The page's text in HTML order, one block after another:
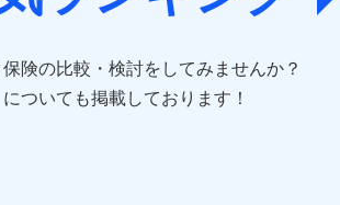
険の比較・検討をしてみませんか？
ついても掲載しております！